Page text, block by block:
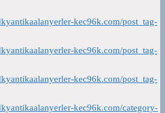
kec96k.com/post_tag-
kec96k.com/post_tag-
kec96k.com/post_tag-
kec96k.com/category-